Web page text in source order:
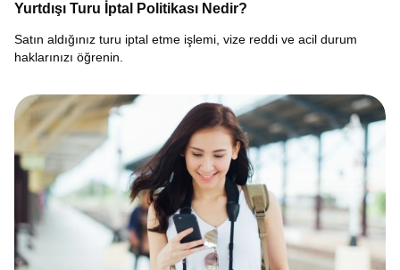
Yurtdışı Turu İptal Politikası Nedir?
Satın aldığınız turu iptal etme işlemi, vize reddi ve acil durum
haklarınızı öğrenin.